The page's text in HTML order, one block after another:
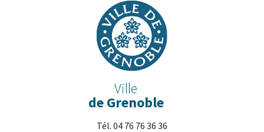
Ville
de Grenoble
Tél. 04 76 76 36 36